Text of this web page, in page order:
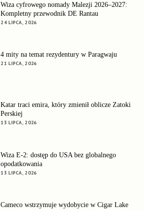
Wiza cyfrowego nomady Malezji 2026–2027:
Kompletny przewodnik DE Rantau
24 LIPCA, 2026
4 mity na temat rezydentury w Paragwaju
21 LIPCA, 2026
Katar traci emira, który zmienił oblicze Zatoki
Perskiej
13 LIPCA, 2026
Wiza E-2: dostęp do USA bez globalnego
opodatkowania
13 LIPCA, 2026
Cameco wstrzymuje wydobycie w Cigar Lake